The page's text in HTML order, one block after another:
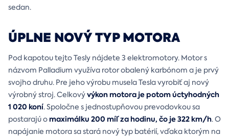
sedan.
ÚPLNE NOVÝ TYP MOTORA
Pod kapotou tejto Tesly nájdete 3 elektromotory. Motor s
názvom Palladium využíva rotor obalený karbónom a je prvý
svojho druhu. Pre jeho výrobu musela Tesla vyrobiť aj nový
výrobný stroj. Celkovývýkon motora je potom úctyhodných
1 020 koní. Spoločne s jednostupňovou prevodovkou sa
postarajú omaximálku 200 míľ za hodinu, čo je 322 km/h. O
napájanie motora sa stará nový typ batérií, vďaka ktorým na